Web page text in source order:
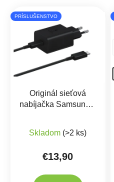
Výpis produktov
PRÍSLUŠENSTVO
Originál sieťová
nabíjačka Samsung +
Skladom (>2 ks)
€13,90